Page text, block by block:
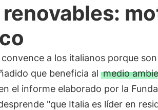
renovables:
a los italianos porque
que beneficia al medio
el informe elaborado por la
"que Italia es líder en